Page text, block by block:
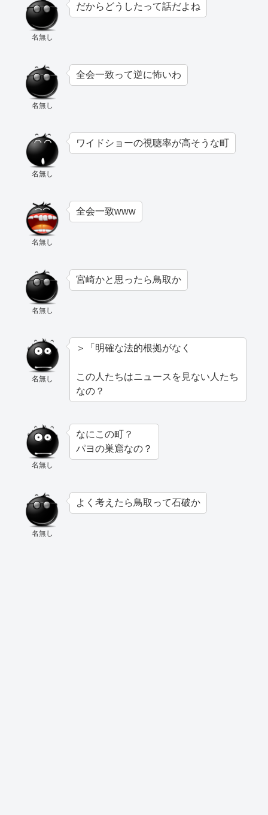
名無し
だからどうしたって話だよね
名無し
全会一致って逆に怖いわ
名無し
ワイドショーの視聴率が高そうな町
名無し
全会一致www
名無し
宮崎かと思ったら鳥取か
名無し
＞「明確な法的根拠がなく
この人たちはニュースを見ない人たち
なの？
名無し
なにこの町？
パヨの巣窟なの？
名無し
よく考えたら鳥取って石破か